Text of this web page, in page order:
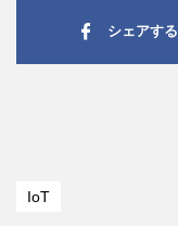
シェアする
IoT